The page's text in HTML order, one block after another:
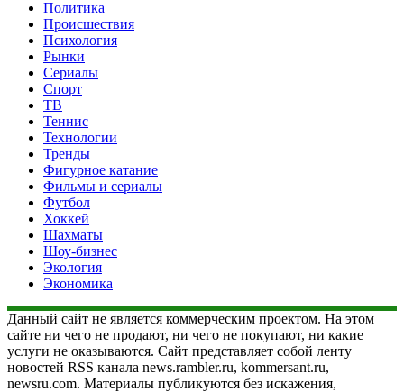
Политика
Происшествия
Психология
Рынки
Сериалы
Спорт
ТВ
Теннис
Технологии
Тренды
Фигурное катание
Фильмы и сериалы
Футбол
Хоккей
Шахматы
Шоу-бизнес
Экология
Экономика
Данный сайт не является коммерческим проектом. На этом
сайте ни чего не продают, ни чего не покупают, ни какие
услуги не оказываются. Сайт представляет собой ленту
новостей RSS канала news.rambler.ru, kommersant.ru,
newsru.com. Материалы публикуются без искажения,